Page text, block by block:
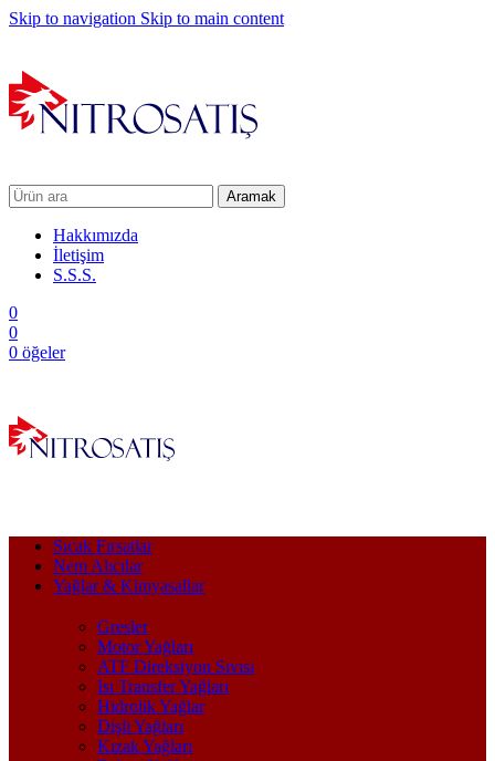
Skip to navigation Skip to main content
Aramak
Hakkımızda
İletişim
S.S.S.
0
0
0 öğeler
Sıcak Fırsatlar
Nem Alıcılar
Yağlar & Kimyasallar
Gresler
Motor Yağları
ATF Direksiyon Sıvısı
Isı Transfer Yağları
Hidrolik Yağlar
Dişli Yağları
Kızak Yağları